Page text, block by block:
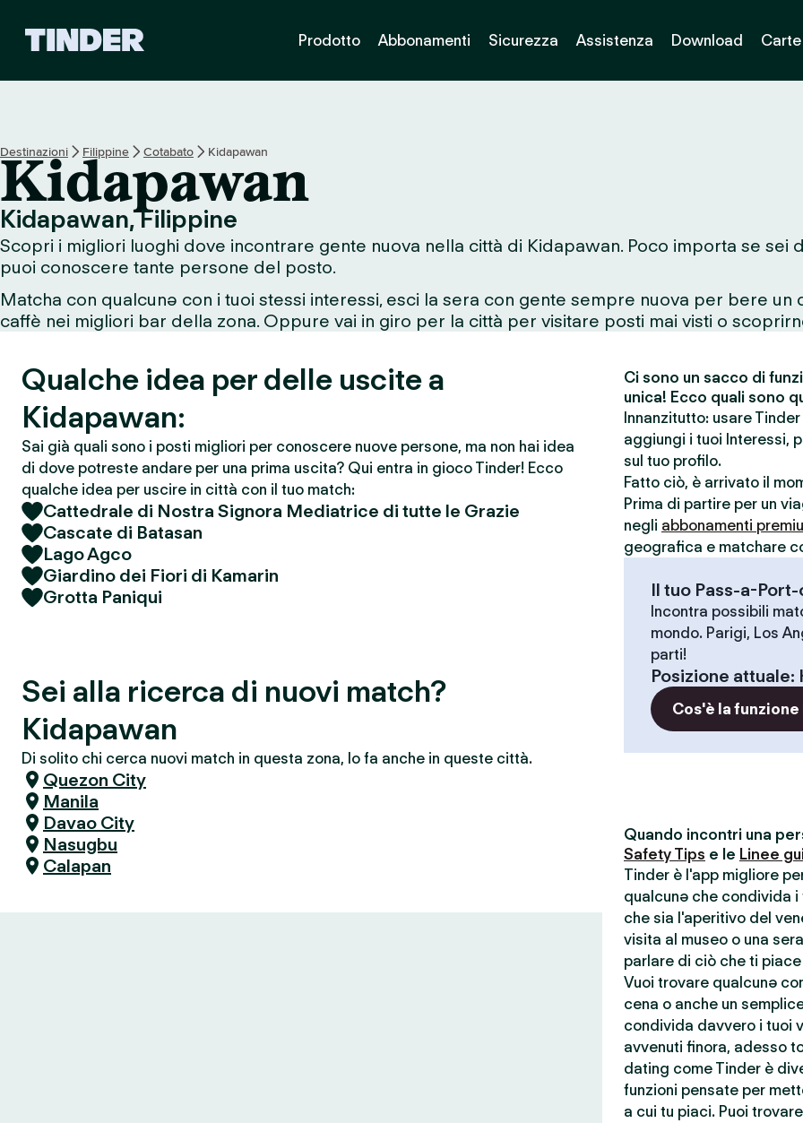
T
i
d
e
r
Prodotto Abbonamenti Sicurezza Assistenza Download
Destinazioni Filippine Cotabato Kidapawan
Kidapawan
Kidapawan, Filippine
Scopri i migliori luoghi dove incontrare gente nuova nella città di Kidapawan. Poco importa se sei
puoi conoscere tante persone del posto.
Matcha con qualcunə con i tuoi stessi interessi, esci la sera con gente sempre nuova per bere
caffè nei migliori bar della zona. Oppure vai in giro per la città per visitare posti mai visti o
Qualche idea per delle uscite a
Kidapawan:
Sai già quali sono i posti migliori per conoscere nuove persone, ma non hai idea
di dove potreste andare per una prima uscita? Qui entra in gioco Tinder! Ecco
qualche idea per uscire in città con il tuo match:
Cattedrale di Nostra Signora Mediatrice di tutte le Grazie
Cascate di Batasan
Lago Agco
Giardino dei Fiori di Kamarin
Grotta Paniqui
Sei alla ricerca di nuovi match?
Kidapawan
Di solito chi cerca nuovi match in questa zona, lo fa anche in queste città.
Quezon City
Manila
Davao City
Nasugbu
Calapan
Ci sono un sacco di
unica! Ecco quali sono
Innanzitutto: usare
aggiungi i tuoi Interessi,
sul tuo profilo.
Fatto ciò, è arrivato il
Prima di partire per un
negli abbonamenti
geografica e matchare
Il tuo Pass-a-
Incontra possibili
mondo. Parigi, Los
parti!
Posizione attuale:
Cos'è la
Quando incontri una
Safety Tips e le Linee
Tinder è l'app migliore
qualcunə che condivida
che sia l'aperitivo del
visita al museo o una
parlare di ciò che ti
Vuoi trovare qualcunə
cena o anche un
condivida davvero i tuoi
avvenuti finora, adesso
dating come Tinder è
funzioni pensate per
a cui tu piaci. Puoi